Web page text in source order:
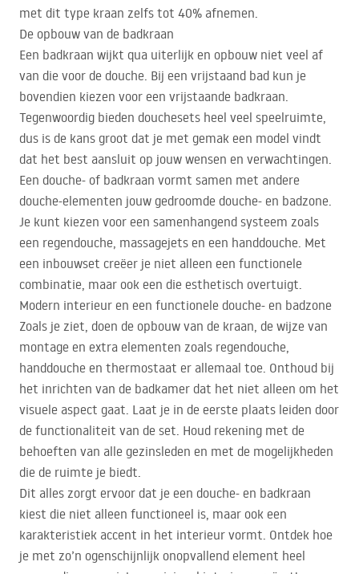
met dit type kraan zelfs tot 40% afnemen.
De opbouw van de badkraan
Een badkraan wijkt qua uiterlijk en opbouw niet veel af
van die voor de douche. Bij een vrijstaand bad kun je
bovendien kiezen voor een vrijstaande badkraan.
Tegenwoordig bieden douchesets heel veel speelruimte,
dus is de kans groot dat je met gemak een model vindt
dat het best aansluit op jouw wensen en verwachtingen.
Een douche- of badkraan vormt samen met andere
douche-elementen jouw gedroomde douche- en badzone.
Je kunt kiezen voor een samenhangend systeem zoals
een regendouche, massagejets en een handdouche. Met
een inbouwset creëer je niet alleen een functionele
combinatie, maar ook een die esthetisch overtuigt.
Modern interieur en een functionele douche- en badzone
Zoals je ziet, doen de opbouw van de kraan, de wijze van
montage en extra elementen zoals regendouche,
handdouche en thermostaat er allemaal toe. Onthoud bij
het inrichten van de badkamer dat het niet alleen om het
visuele aspect gaat. Laat je in de eerste plaats leiden door
de functionaliteit van de set. Houd rekening met de
behoeften van alle gezinsleden en met de mogelijkheden
die de ruimte je biedt.
Dit alles zorgt ervoor dat je een douche- en badkraan
kiest die niet alleen functioneel is, maar ook een
karakteristiek accent in het interieur vormt. Ontdek hoe
je met zo’n ogenschijnlijk onopvallend element heel